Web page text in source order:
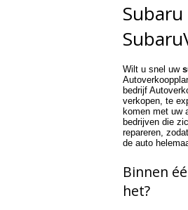
Wilt u snel uw
bedrijf
verkopen, te
komen met uw
bedrijven die
repareren,
de auto
Binnen
het?